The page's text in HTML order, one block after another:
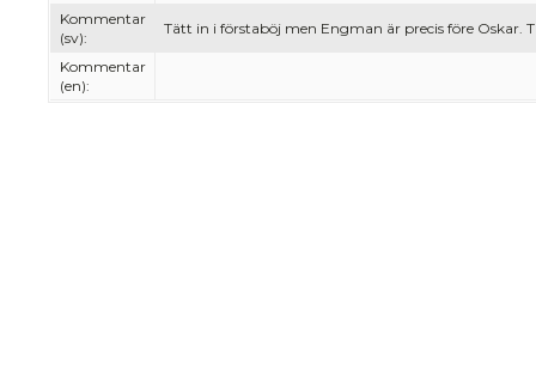
Kommentar
(sv):
Tätt in i förstaböj men Engman är precis före Oskar.
Kommentar
(en):